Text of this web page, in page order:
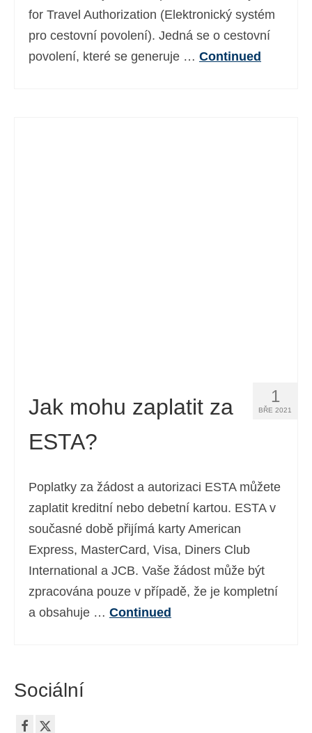
for Travel Authorization (Elektronický systém
pro cestovní povolení). Jedná se o cestovní
povolení, které se generuje … Continued
1
BŘE 2021
Jak mohu zaplatit za
ESTA?
Poplatky za žádost a autorizaci ESTA můžete
zaplatit kreditní nebo debetní kartou. ESTA v
současné době přijímá karty American
Express, MasterCard, Visa, Diners Club
International a JCB. Vaše žádost může být
zpracována pouze v případě, že je kompletní
a obsahuje … Continued
Sociální